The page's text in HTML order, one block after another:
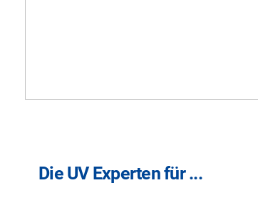
Die UV Experten für ...